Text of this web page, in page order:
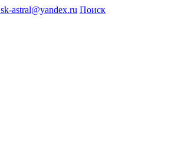
sk-astral@yandex.ru Поиск